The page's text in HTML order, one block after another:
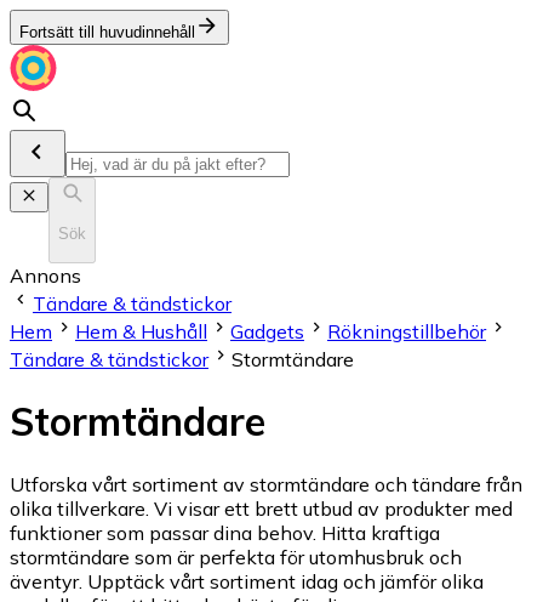
Fortsätt till huvudinnehåll
Sök
Annons
Tändare & tändstickor
Hem
Hem & Hushåll Gadgets
Rökningstillbehör
Tändare & tändstickor
Stormtändare
Stormtändare
Utforska vårt sortiment av stormtändare och tändare från
olika tillverkare. Vi visar ett brett utbud av produkter med
funktioner som passar dina behov. Hitta kraftiga
stormtändare som är perfekta för utomhusbruk och
äventyr. Upptäck vårt sortiment idag och jämför olika